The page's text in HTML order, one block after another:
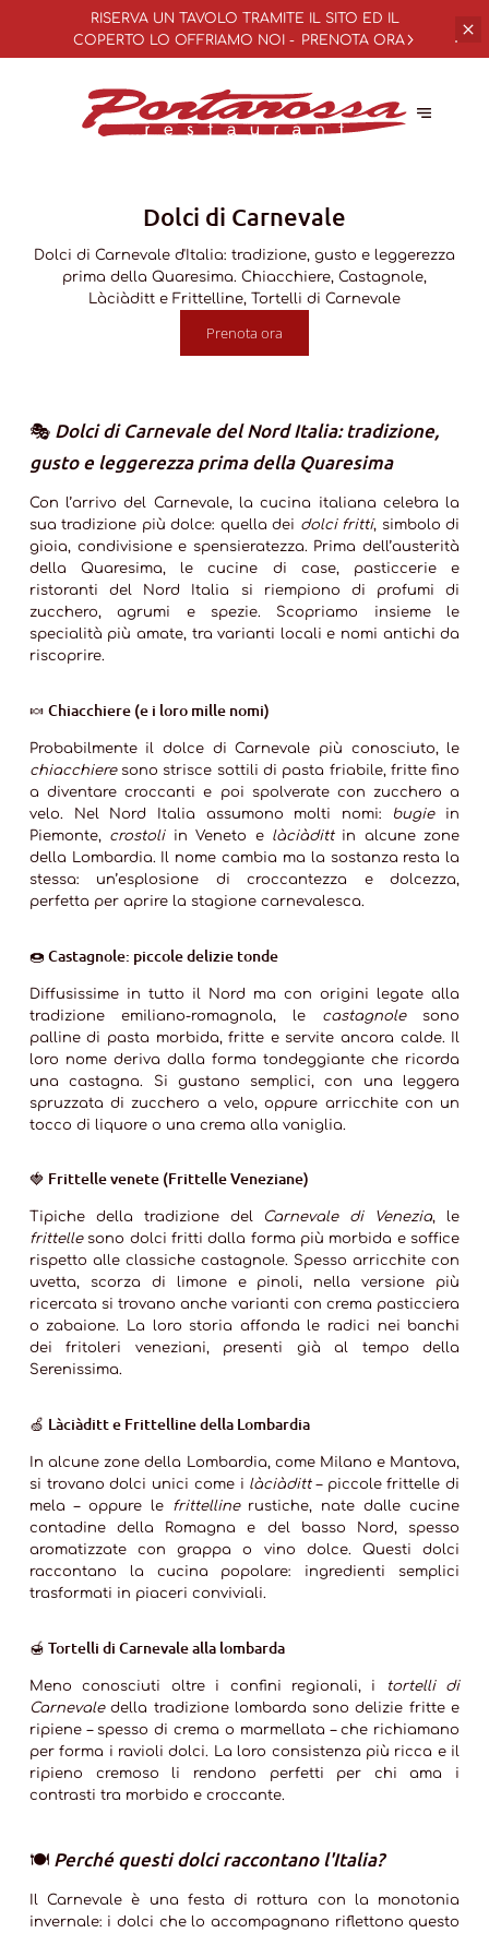
RISERVA UN TAVOLO TRAMITE IL SITO ED IL
COPERTO LO OFFRIAMO NOI - PRENOTA ORA
Dolci di Carnevale
Dolci di Carnevale d'Italia: tradizione, gusto e leggerezza
prima della Quaresima. Chiacchiere, Castagnole,
Làciàditt e Frittelline, Tortelli di Carnevale
Prenota ora
🎭 Dolci di Carnevale del Nord Italia: tradizione,
gusto e leggerezza prima della Quaresima
Con l’arrivo del Carnevale, la cucina italiana celebra la
sua tradizione più dolce: quella dei dolci fritti, simbolo di
gioia, condivisione e spensieratezza. Prima dell’austerità
della Quaresima, le cucine di case, pasticcerie e
ristoranti del Nord Italia si riempiono di profumi di
zucchero, agrumi e spezie. Scopriamo insieme le
specialità più amate, tra varianti locali e nomi antichi da
riscoprire.
🍬 Chiacchiere (e i loro mille nomi)
Probabilmente il dolce di Carnevale più conosciuto, le
chiacchieresono strisce sottili di pasta friabile, fritte fino
a diventare croccanti e poi spolverate con zucchero a
velo. Nel Nord Italia assumono molti nomi:
bugiein
Piemonte, crostoliin Veneto e làciàdittin alcune zone
della Lombardia. Il nome cambia ma la sostanza resta la
stessa: un’esplosione di croccantezza e dolcezza,
perfetta per aprire la stagione carnevalesca.
🍩 Castagnole: piccole delizie tonde
Diffusissime in tutto il Nord ma con origini legate alla
tradizione emiliano-romagnola, le castagnolesono
palline di pasta morbida, fritte e servite ancora calde. Il
loro nome deriva dalla forma tondeggiante che ricorda
una castagna. Si gustano semplici, con una leggera
spruzzata di zucchero a velo, oppure arricchite con un
tocco di liquore o una crema alla vaniglia.
🍓 Frittelle venete (Frittelle Veneziane)
Tipiche della tradizione del Carnevale di Venezia, le
frittellesono dolci fritti dalla forma più morbida e soffice
rispetto alle classiche castagnole. Spesso arricchite con
uvetta, scorza di limone e pinoli, nella versione più
ricercata si trovano anche varianti con crema pasticciera
o zabaione. La loro storia affonda le radici nei banchi
dei fritoleri veneziani, presenti già al tempo della
Serenissima.
🍏 Làciàditt e Frittelline della Lombardia
In alcune zone della Lombardia, come Milano e Mantova,
si trovano dolci unici come i làciàditt– piccole frittelle di
mela – oppure le frittellinerustiche, nate dalle cucine
contadine della Romagna e del basso Nord, spesso
aromatizzate con grappa o vino dolce. Questi dolci
raccontano la cucina popolare: ingredienti semplici
trasformati in piaceri conviviali.
🍯 Tortelli di Carnevale alla lombarda
Meno conosciuti oltre i confini regionali, i
tortelli di
Carnevaledella tradizione lombarda sono delizie fritte e
ripiene – spesso di crema o marmellata – che richiamano
per forma i ravioli dolci. La loro consistenza più ricca e il
ripieno cremoso li rendono perfetti per chi ama i
contrasti tra morbido e croccante.
🍽️ Perché questi dolci raccontano l'Italia?
Il Carnevale è una festa di rottura con la monotonia
invernale: i dolci che lo accompagnano riflettono questo